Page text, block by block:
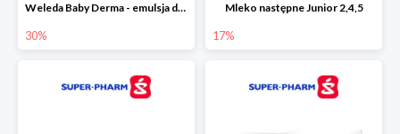
Weleda Baby Derma - emulsja do ciała dla niemowląt i dzieci
30%
Mleko następne Junior 2,4,5
17%